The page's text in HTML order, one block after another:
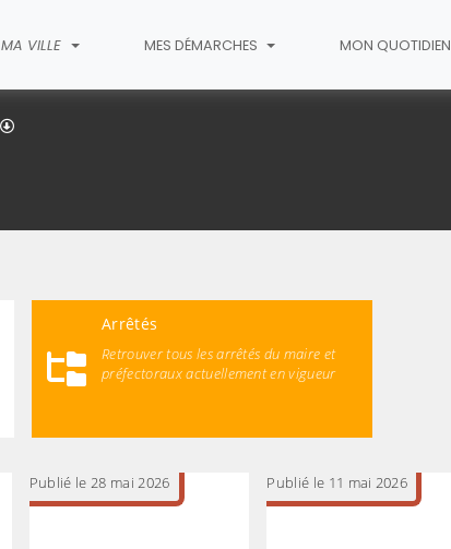
MA VILLE MES DÉMARCHES MON QUOTIDIEN
Arrêtés
Retrouver tous les arrêtés du maire et
préfectoraux actuellement en vigueur
Publié le 28 mai 2026 Publié le 11 mai 2026